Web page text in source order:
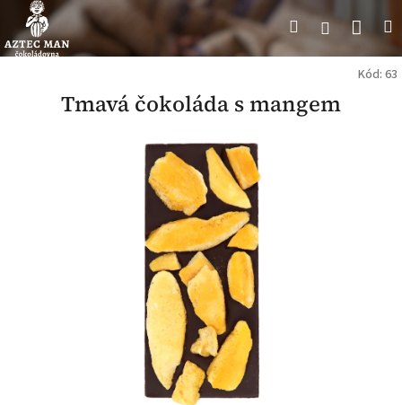
obsah
HledatPřihlášení
Kód: 63
Tmavá čokoláda s mangem